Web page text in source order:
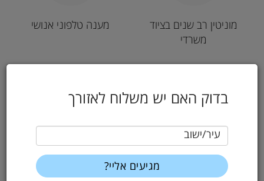
בדוק האם יש משלוח לאזורך
עיר/ישוב
מענה טלפוני אנושי
מוניטין רב שנים בציוד
משרדי
משלוח מהיר באזורי
רכישה מאובטחת